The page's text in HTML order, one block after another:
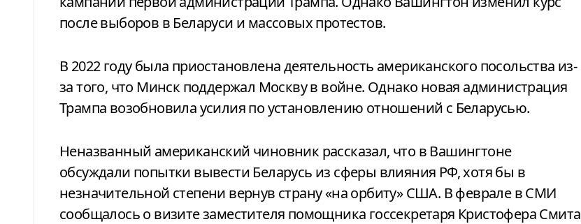
после выборов в Беларуси и массовых протестов.
В 2022 году была приостановлена деятельность американского посольства из-
за того, что Минск поддержал Москву в войне. Однако новая администрация
Трампа возобновила усилия по установлению отношений с Беларусью.
Неназванный американский чиновник рассказал, что в Вашингтоне
обсуждали попытки вывести Беларусь из сферы влияния РФ, хотя бы в
незначительной степени вернув страну «на орбиту» США. В феврале в СМИ
сообщалось о визите заместителя помощника госсекретаря Кристофера Смита